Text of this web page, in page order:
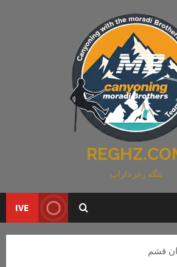
تنگه رغز داراب
IVE
قشم